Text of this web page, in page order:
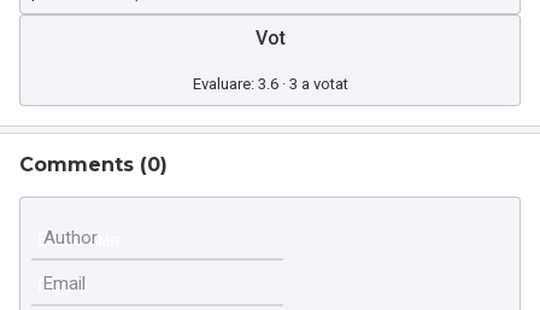
Vot
Evaluare: 3.6 · 3 a votat
Comments (0)
Author
Email